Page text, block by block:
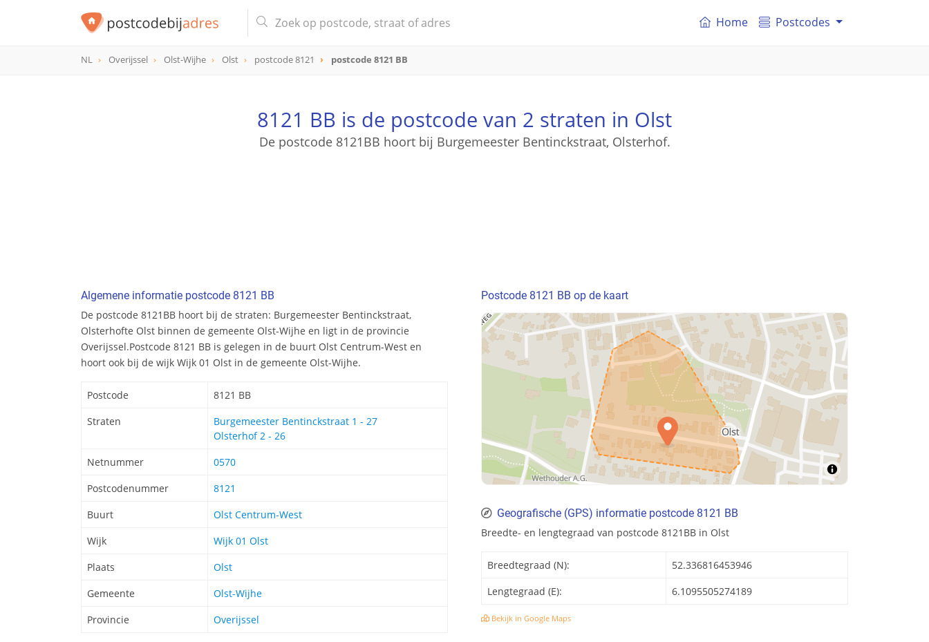
postcode 8121 BB
Home Postcodes
NL Overijssel Olst-Wijhe Olst postcode 8121 postcode 8121 BB
8121 BB is de postcode van 2 straten in Olst
De postcode 8121BB hoort bij Burgemeester Bentinckstraat, Olsterhof.
Algemene informatie postcode 8121 BB
De postcode 8121BB hoort bij de straten: Burgemeester Bentinckstraat,
Olsterhofte Olst binnen de gemeente Olst-Wijhe en ligt in de provincie
Overijssel.Postcode 8121 BB is gelegen in de buurt Olst Centrum-West en
hoort ook bij de wijk Wijk 01 Olst in de gemeente Olst-Wijhe.
Postcode
8121 BB
Straten
Burgemeester Bentinckstraat 1 - 27
Olsterhof 2 - 26
Netnummer
0570
Postcodenummer
8121
Buurt
Olst Centrum-West
Wijk
Wijk 01 Olst
Plaats
Olst
Gemeente
Olst-Wijhe
Provincie
Overijssel
Postcode 8121 BB op de kaart
Geografische (GPS) informatie postcode 8121 BB
Breedte- en lengtegraad van postcode 8121BB in Olst
Breedtegraad (N):
52.336816453946
Lengtegraad (E):
6.1095505274189
Bekijk in Google Maps